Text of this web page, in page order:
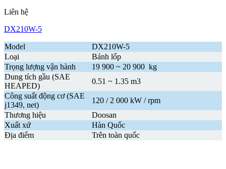
Liên hệ
DX210W-5
Model
DX210W-5
Loại
Bánh lốp
Trọng lượng vận hành
19 900 ~ 20 900 kg
Dung tích gầu (SAE
HEAPED)
0.51 ~ 1.35 m3
Công suất động cơ (SAE
j1349, net)
120 / 2 000 kW / rpm
Thương hiệu
Doosan
Xuất xứ
Hàn Quốc
Địa điểm
Trên toàn quốc